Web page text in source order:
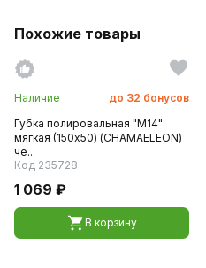
Похожие товары
Наличие до 32 бонусов
Губка полировальная "M14"
мягкая (150x50) (CHAMAELEON)
че...
Код 235728
1 069 ₽
В корзину